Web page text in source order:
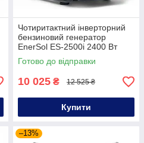
Чотиритактний інверторний
бензиновий генератор
EnerSol ES-2500i 2400 Вт
портативний генератор для
дому та дачі
Готово до відправки
10 025 ₴ 12 525 ₴
Купити
–13%